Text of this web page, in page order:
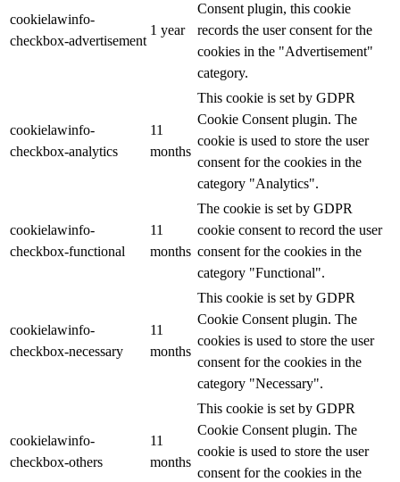
cookielawinfo-
checkbox-advertisement
1 year
Consent plugin, this cookie
records the user consent for the
cookies in the "Advertisement"
category.
cookielawinfo-
checkbox-analytics
11
months
This cookie is set by GDPR
Cookie Consent plugin. The
cookie is used to store the user
consent for the cookies in the
category "Analytics".
cookielawinfo-
checkbox-functional
11
months
The cookie is set by GDPR
cookie consent to record the user
consent for the cookies in the
category "Functional".
cookielawinfo-
checkbox-necessary
11
months
This cookie is set by GDPR
Cookie Consent plugin. The
cookies is used to store the user
consent for the cookies in the
category "Necessary".
cookielawinfo-
checkbox-others
11
months
This cookie is set by GDPR
Cookie Consent plugin. The
cookie is used to store the user
consent for the cookies in the